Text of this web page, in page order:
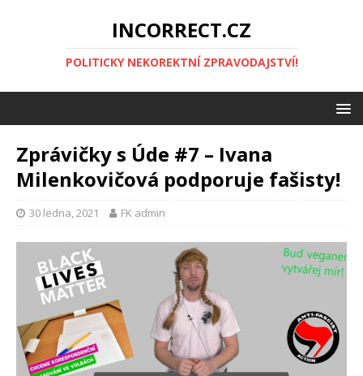
INCORRECT.CZ
POLITICKY NEKOREKTNÍ ZPRAVODAJSTVÍ!
Zprávičky s Úde #7 – Ivana
Milenkovičová podporuje fašisty!
30 ledna, 2021 FK admin